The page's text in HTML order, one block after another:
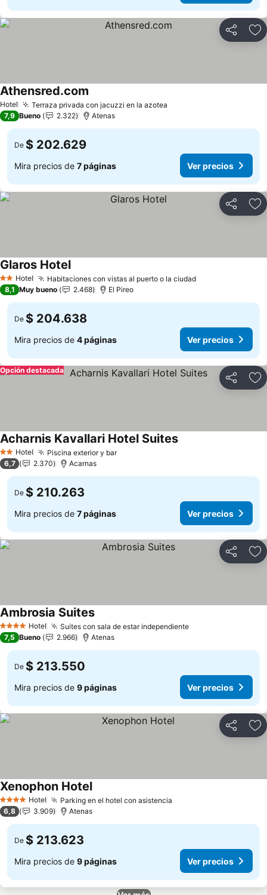
Compartir
Hotel Terraza privada con jacuzzi en la azotea
Athensred.com
7,9 Bueno 2.322 Atenas
De $ 202.629
Mira precios de 7 páginas Ver precios
Compartir
2 Estrellas
Hotel Habitaciones con vistas al puerto o la ciudad
Glaros Hotel
8,1 Muy bueno 2.468 El Pireo
De $ 204.638
Mira precios de 4 páginas Ver precios
Compartir
Opción destacada
2 Estrellas
Hotel Piscina exterior y bar
Acharnis Kavallari Hotel Suites
6,7 2.370 Acarnas
De $ 210.263
Mira precios de 7 páginas Ver precios
Compartir
4 EstrellasHotel Suites con sala de estar independiente
Ambrosia Suites
7,5 Bueno 2.966 Atenas
De $ 213.550
Mira precios de 9 páginas Ver precios
Compartir
4 EstrellasHotel Parking en el hotel con asistencia
Xenophon Hotel
6,8 3.909 Atenas
De $ 213.623
Mira precios de 9 páginas Ver precios